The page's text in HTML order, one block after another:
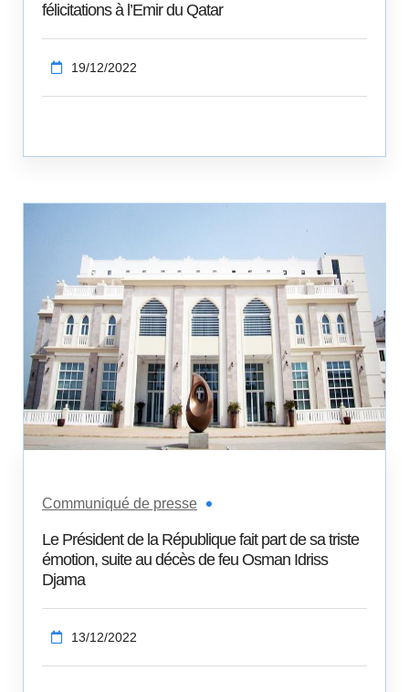
félicitations à l’Emir du Qatar
19/12/2022
Communiqué de presse
Le Président de la République fait part de sa triste
émotion, suite au décès de feu Osman Idriss
Djama
13/12/2022